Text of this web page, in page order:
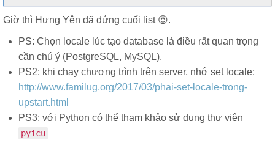
Giờ thì Hưng Yên đã đứng cuối list 😍.
PS: Chọn locale lúc tạo database là điều rất quan trọng
cần chú ý (PostgreSQL, MySQL).
PS2: khi chạy chương trình trên server, nhớ set locale:
http://www.familug.org/2017/03/phai-set-locale-trong-
upstart.html
PS3: với Python có thể tham khảo sử dụng thư viện
pyicu